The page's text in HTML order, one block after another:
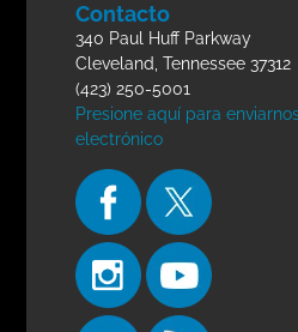
Contacto
340 Paul Huff Parkway
Cleveland, Tennessee 37312
(423) 250-5001
Presione aquí para
electrónico